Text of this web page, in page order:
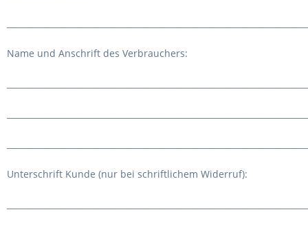
Name und Anschrift des Verbrauchers:
Unterschrift Kunde (nur bei schriftlichem Widerruf):